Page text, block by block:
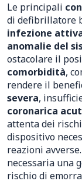
Le principali
di defibrillatore
infezione
anomalie del
ostacolare il
comorbidità,
rendere il
severa,
coronarica
attenta dei
dispositivo
reazioni
necessaria una
rischio di